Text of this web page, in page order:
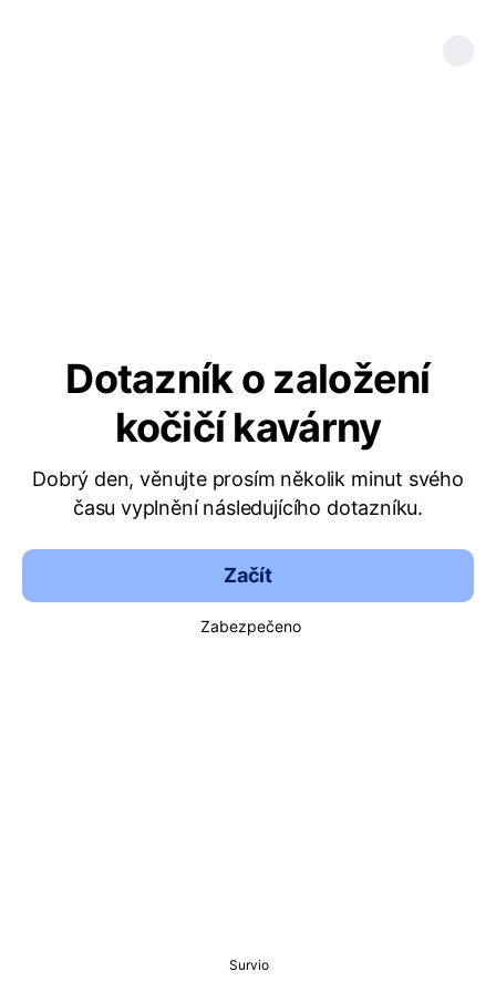
Dotazník o založení
kočičí kavárny
Dobrý den, věnujte prosím několik minut svého
času vyplnění následujícího dotazníku.
Začít
Zabezpečeno
Survio